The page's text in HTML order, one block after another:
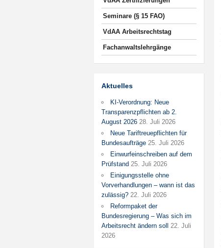
Seminare (§ 15 FAO)
VdAA Arbeitsrechtstag
Fachanwaltslehrgänge
Aktuelles
KI-Verordnung: Neue
Transparenzpflichten ab 2.
August 2026 28. Juli 2026
Neue Tariftreuepflichten für
Bundesaufträge 25. Juli 2026
Einwurfeinschreiben auf dem
Prüfstand 25. Juli 2026
Einigungsstelle ohne
Vorverhandlungen – wann ist das
zulässig? 22. Juli 2026
Reformpaket der
Bundesregierung – Was sich im
Arbeitsrecht ändern soll
22. Juli
2026